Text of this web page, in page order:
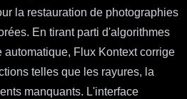
la restauration de photographies
En tirant parti d'algorithmes
Flux Kontext corrige
telles que les rayures, la
manquants. L'interface